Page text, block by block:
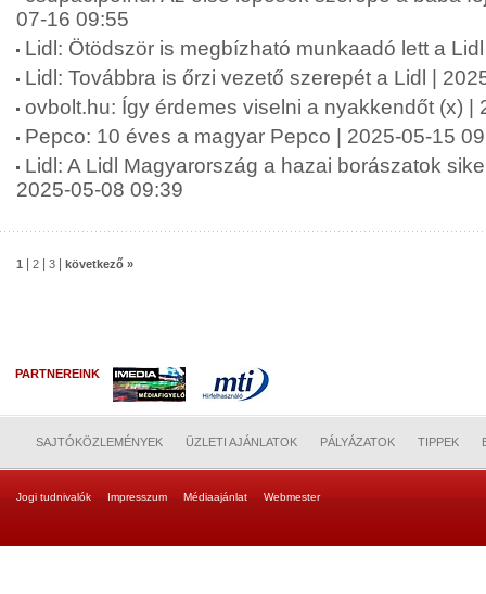
07-16 09:55
Lidl: Ötödször is megbízható munkaadó lett a
Lidl: Továbbra is őrzi vezető szerepét a Lidl |
ovbolt.hu: Így érdemes viselni a nyakkendőt (x) |
Pepco: 10 éves a magyar Pepco | 2025-05-15
Lidl: A Lidl Magyarország a hazai borászatok
2025-05-08 09:39
1 2 3 következő »
PARTNEREINK
SAJTÓKÖZLEMÉNYEK ÜZLETI AJÁNLATOK PÁLYÁZATOK TIPPEK
Jogi tudnivalók Impresszum Médiaajánlat Webmester